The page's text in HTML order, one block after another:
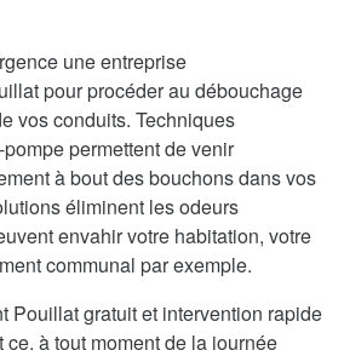
une entreprise
pour procéder au débouchage
vos conduits. Techniques
permettent de venir
à bout des bouchons dans vos
éliminent les odeurs
envahir votre habitation, votre
communal par exemple.
Pouillat gratuit et intervention rapide
ce, à tout moment de la journée